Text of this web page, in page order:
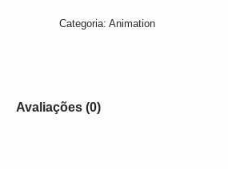
Categoria:Animation
Avaliações (0)